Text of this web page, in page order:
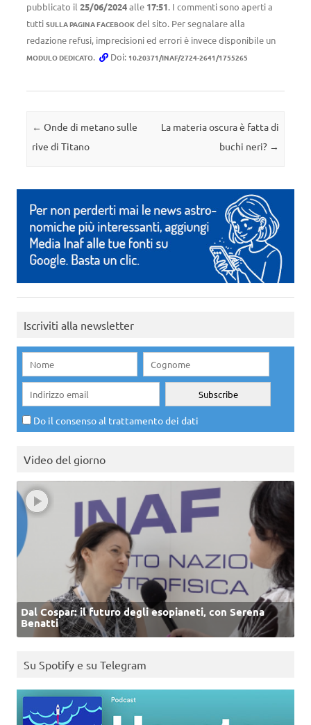
pubblicato il 25/06/2024alle 17:51. I commenti sono aperti a
tutti SULLA PAGINA FACEBOOK del sito. Per segnalare alla
redazione refusi, imprecisioni ed errori è invece disponibile un
MODULO DEDICATO. Doi: 10.20371/INAF/2724-2641/1755265
Navigazione articolo
← Onde di metano sulle
rive di Titano
La materia oscura è fatta di
buchi neri? →
Iscriviti alla newsletter
Do il consenso al trattamento dei dati
Video del giorno
Dal Cospar: il futuro degli esopianeti, con Serena
Benatti
Su Spotify e su Telegram